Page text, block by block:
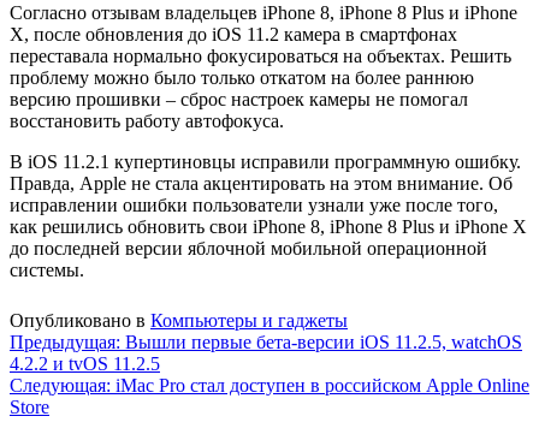
Согласно отзывам владельцев iPhone 8, iPhone 8 Plus и iPhone
X, после обновления до iOS 11.2 камера в смартфонах
переставала нормально фокусироваться на объектах. Решить
проблему можно было только откатом на более раннюю
версию прошивки – сброс настроек камеры не помогал
восстановить работу автофокуса.
В iOS 11.2.1 купертиновцы исправили программную ошибку.
Правда, Apple не стала акцентировать на этом внимание. Об
исправлении ошибки пользователи узнали уже после того,
как решились обновить свои iPhone 8, iPhone 8 Plus и iPhone X
до последней версии яблочной мобильной операционной
системы.
Опубликовано в Компьютеры и гаджеты
Навигация
по
записям
Предыдущая: Вышли первые бета-версии iOS 11.2.5, watchOS
4.2.2 и tvOS 11.2.5
Следующая: iMac Pro стал доступен в российском Apple Online
Store